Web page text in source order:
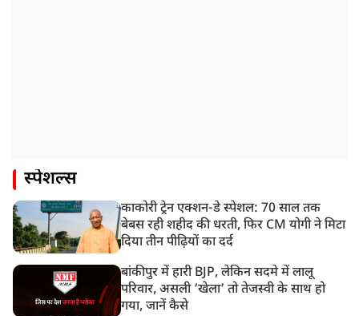
स्पेशल्स
काकोरी ट्रेन एक्शन-डे स्पेशल: 70 साल तक
बेबस रही शहीद की धरती, फिर CM योगी ने मिटा
दिया तीन पीढ़ियों का दर्द
बांकीपुर में हारी BJP, लेकिन सदमे में लालू
परिवार, असली ‘खेला’ तो तेजस्वी के साथ हो
गया, जानें कैसे